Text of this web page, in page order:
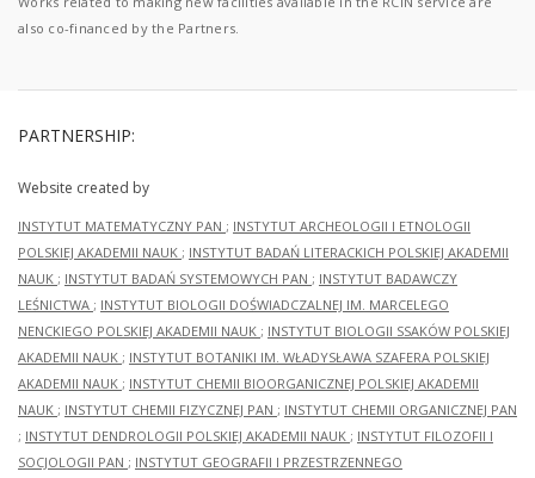
also co-financed by the Partners.
PARTNERSHIP:
Website created by
INSTYTUT MATEMATYCZNY PAN ; INSTYTUT ARCHEOLOGII I ETNOLOGII
POLSKIEJ AKADEMII NAUK ; INSTYTUT BADAŃ LITERACKICH POLSKIEJ AKADEMII
NAUK ; INSTYTUT BADAŃ SYSTEMOWYCH PAN ; INSTYTUT BADAWCZY
LEŚNICTWA ; INSTYTUT BIOLOGII DOŚWIADCZALNEJ IM. MARCELEGO
NENCKIEGO POLSKIEJ AKADEMII NAUK ; INSTYTUT BIOLOGII SSAKÓW POLSKIEJ
AKADEMII NAUK ; INSTYTUT BOTANIKI IM. WŁADYSŁAWA SZAFERA POLSKIEJ
AKADEMII NAUK ; INSTYTUT CHEMII BIOORGANICZNEJ POLSKIEJ AKADEMII
NAUK ; INSTYTUT CHEMII FIZYCZNEJ PAN ; INSTYTUT CHEMII ORGANICZNEJ PAN
; INSTYTUT DENDROLOGII POLSKIEJ AKADEMII NAUK ; INSTYTUT FILOZOFII I
SOCJOLOGII PAN ; INSTYTUT GEOGRAFII I PRZESTRZENNEGO